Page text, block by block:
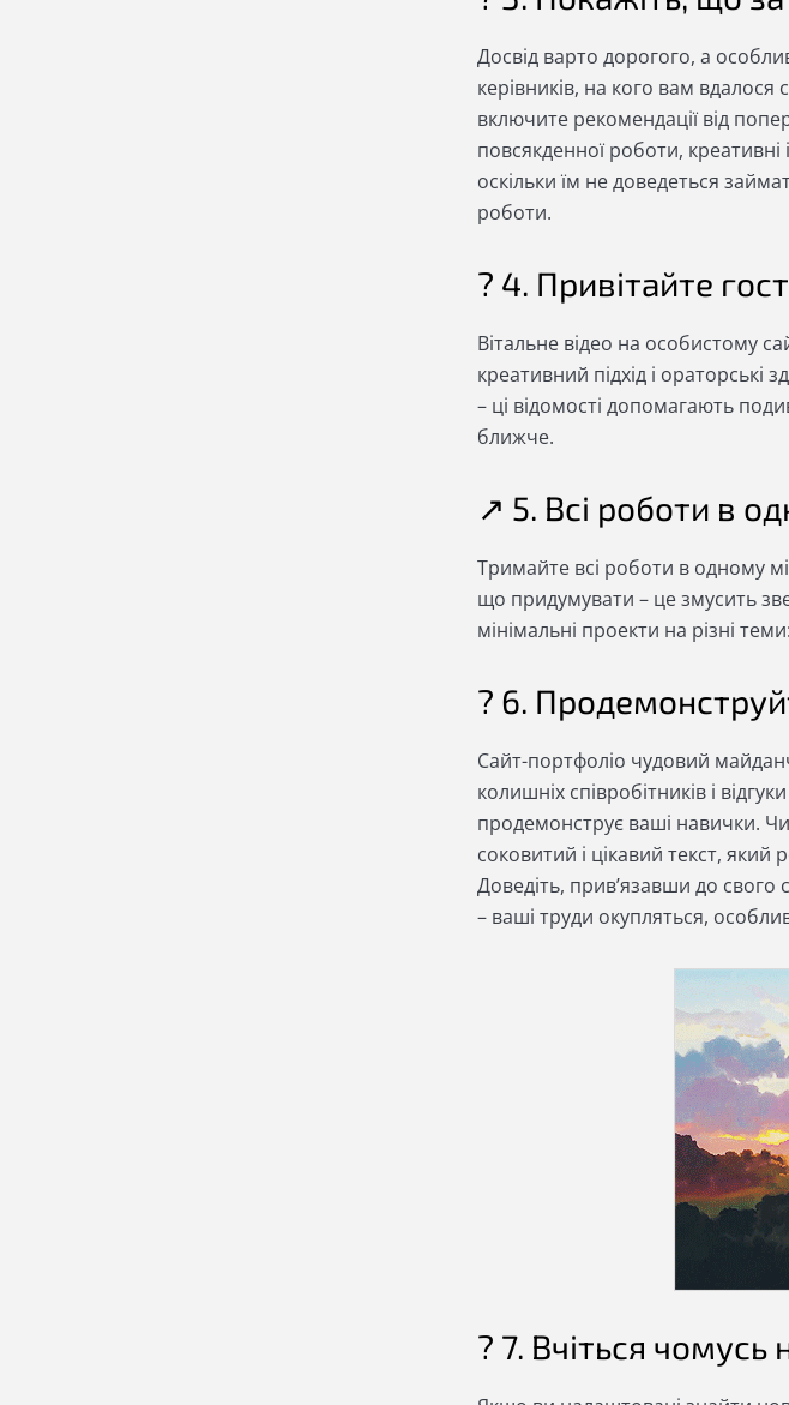
Досвід варто дорогого, а
керівників, на кого вам
включите рекомендації від
повсякденної роботи, креативні
оскільки їм не доведеться
роботи.
? 4. Привітайте
Вітальне відео на особистому
креативний підхід і ораторські
– ці відомості допомагають
ближче.
↗ 5. Всі роботи в
Тримайте всі роботи в одному
що придумувати – це змусить
мінімальні проекти на різні
? 6.
Сайт-портфоліо чудовий
колишніх співробітників і
продемонструє ваші навички.
соковитий і цікавий текст,
Доведіть, прив’язавши до свого
– ваші труди окупляться,
? 7. Вчіться